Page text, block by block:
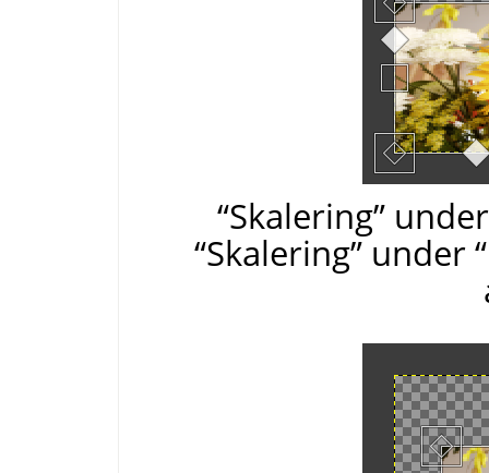
“Skalering”
“Skalering” under